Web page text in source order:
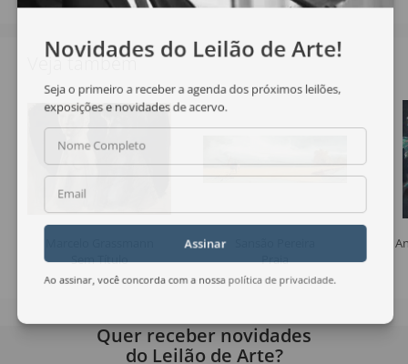
Veja também
Sem Título
Praia
Novidades do Leilão de Arte!
Seja o primeiro a receber a agenda dos próximos leilões,
exposições e novidades de acervo.
Nome Completo
Email
Assinar
Ao assinar, você concorda com a nossa política de privacidade.
Quer receber novidades
do Leilão de Arte?